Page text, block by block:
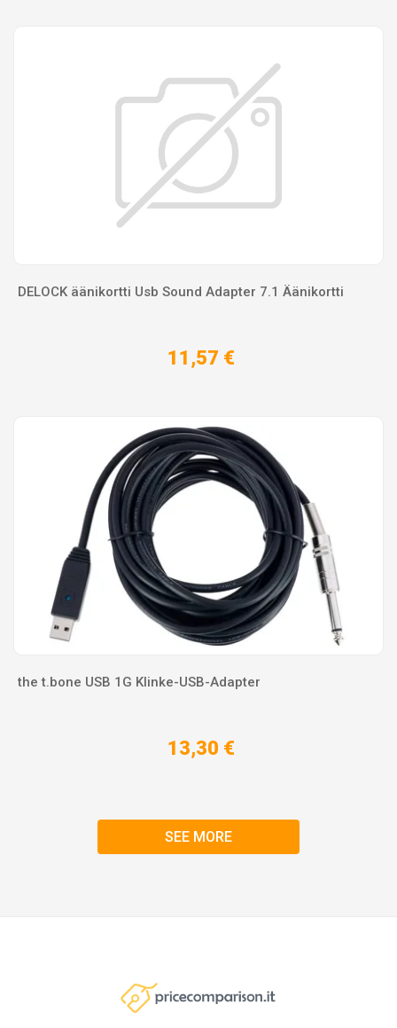
DELOCK äänikortti Usb Sound Adapter 7.1 Äänikortti
11,57 €
the t.bone USB 1G Klinke-USB-Adapter
13,30 €
SEE MORE